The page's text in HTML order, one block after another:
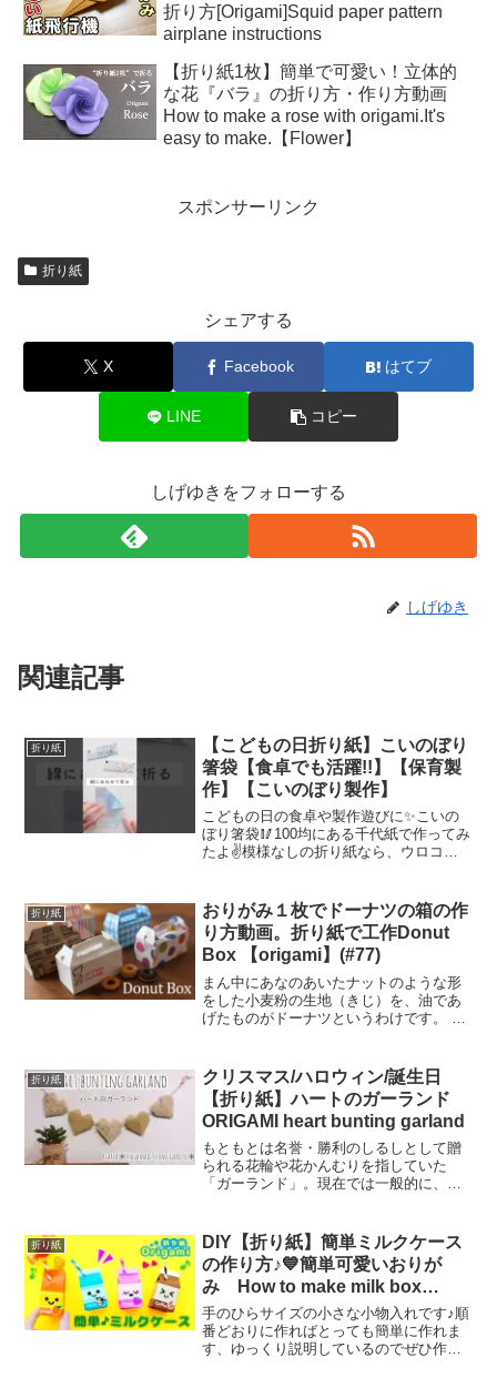
折り方[Origami]Squid paper pattern
airplane instructions
【折り紙1枚】簡単で可愛い！立体的
な花『バラ』の折り方・作り方動画
How to make a rose with origami.It's
easy to make.【Flower】
スポンサーリンク
折り紙
シェアする
X Facebook はてブ
LINE コピー
しげゆきをフォローする
しげゆき
関連記事
折り紙
【こどもの日折り紙】こいのぼり
箸袋【食卓でも活躍!!】【保育製
作】【こいのぼり製作】
こどもの日の食卓や製作遊びに✨こいの
ぼり箸袋🥢⁡100均にある千代紙で作ってみ
たよ✌️模様なしの折り紙なら、ウロコを
折り紙
おりがみ１枚でドーナツの箱の作
り方動画。折り紙で工作Donut
Box 【origami】(#77)
まん中にあなのあいたナットのような形
をした小麦粉の生地（きじ）を、油であ
げたものがドーナツというわけです。 な
あげるときに、まんじゅうのような形の
ものより、中まで火が通り...
折り紙
クリスマス/ハロウィン/誕生日
【折り紙】ハートのガーランド
ORIGAMI heart bunting garland
もともとは名誉・勝利のしるしとして贈
られる花輪や花かんむりを指していた
「ガーランド」。現在では一般的に、花
として飾り付けるアイテムのことを指し
ます。折り紙で簡単、パーテ...
折り紙
DIY【折り紙】簡単ミルクケース
の作り方♪💙簡単可愛いおりが
み How to make milk box
Origami
手のひらサイズの小さな小物入れです♪順
番どおりに作ればとっても簡単に作れま
す、ゆっくり説明しているのでぜひ作っ